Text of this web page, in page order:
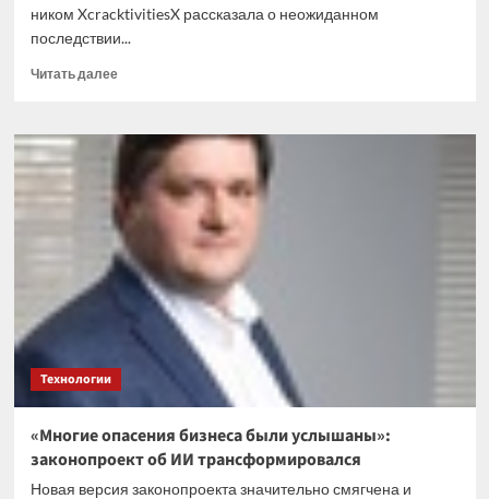
ником XcracktivitiesX рассказала о неожиданном
последствии...
Читать далееПрочитать
Вынужденная
заниматься
сексом
в
машине
из-
за
больной
бабушки
девушка
попала
Технологии
«Многие опасения бизнеса были услышаны»:
законопроект об ИИ трансформировался
Новая версия законопроекта значительно смягчена и